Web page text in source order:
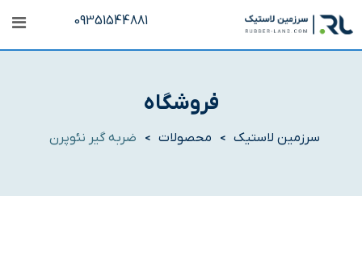
به
محتوا
09351544881
فروشگاه
سرزمین لاستیک > محصولات > ضربه گیر نئوپرن